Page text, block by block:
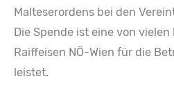
Malteserordens bei den
Die Spende ist eine von
Raiffeisen NÖ-Wien für die
leistet.